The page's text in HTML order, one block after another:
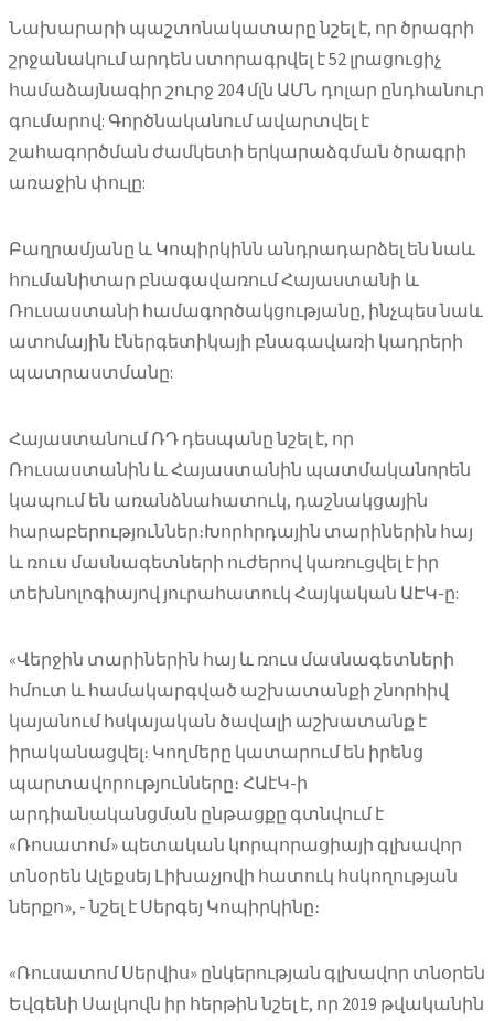
Նախարարի պաշտոնակատարը նշել է, որ ծրագրի
շրջանակում արդեն ստորագրվել է 52 լրացուցիչ
համաձայնագիր շուրջ 204 մլն ԱՄՆ դոլար ընդհանուր
գումարով: Գործնականում ավարտվել է
շահագործման ժամկետի երկարաձգման ծրագրի
առաջին փուլը:
Բաղրամյանը և Կոպիրկինն անդրադարձել են նաև
հումանիտար բնագավառում Հայաստանի և
Ռուսաստանի համագործակցությանը, ինչպես նաև
ատոմային էներգետիկայի բնագավառի կադրերի
պատրաստմանը:
Հայաստանում ՌԴ դեսպանը նշել է, որ
Ռուսաստանին և Հայաստանին պատմականորեն
կապում են առանձնահատուկ, դաշնակցային
հարաբերություններ։Խորհրդային տարիներին հայ
և ռուս մասնագետների ուժերով կառուցվել է իր
տեխնոլոգիայով յուրահատուկ Հայկական ԱԷԿ-ը:
«Վերջին տարիներին հայ և ռուս մասնագետների
հմուտ և համակարգված աշխատանքի շնորհիվ
կայանում հսկայական ծավալի աշխատանք է
իրականացվել։ Կողմերը կատարում են իրենց
պարտավորությունները։ ՀԱէԿ-ի
արդիանականցման ընթացքը գտնվում է
«Ռոսատոմ» պետական կորպորացիայի գլխավոր
տնօրեն Ալեքսեյ Լիխաչյովի հատուկ հսկողության
ներքո», - նշել է Սերգեյ Կոպիրկինը։
«Ռուսատոմ Սերվիս» ընկերության գլխավոր տնօրեն
Եվգենի Սալկովն իր հերթին նշել է, որ 2019 թվականին